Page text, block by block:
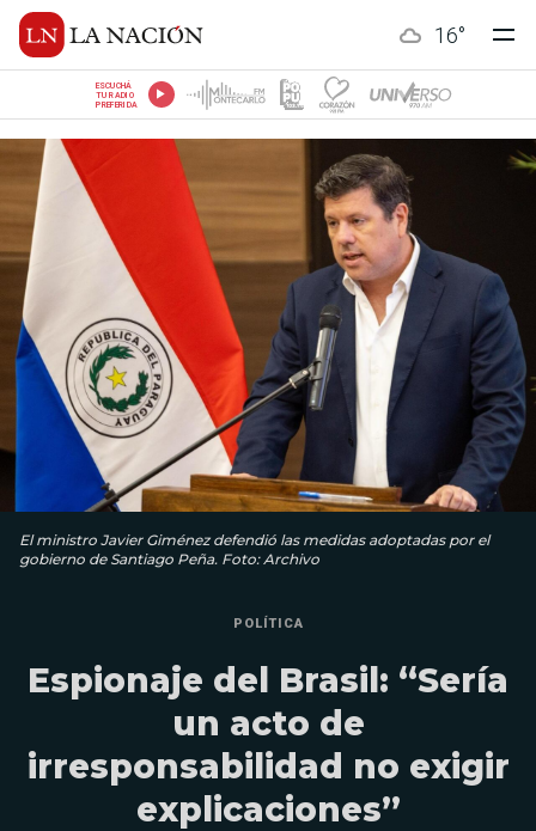
16°
ESCUCHÁ
TU RADIO
PREFERIDA
El ministro Javier Giménez defendió las medidas adoptadas por el
gobierno de Santiago Peña. Foto: Archivo
POLÍTICA
Espionaje del Brasil: “Sería
un acto de
irresponsabilidad no exigir
explicaciones”